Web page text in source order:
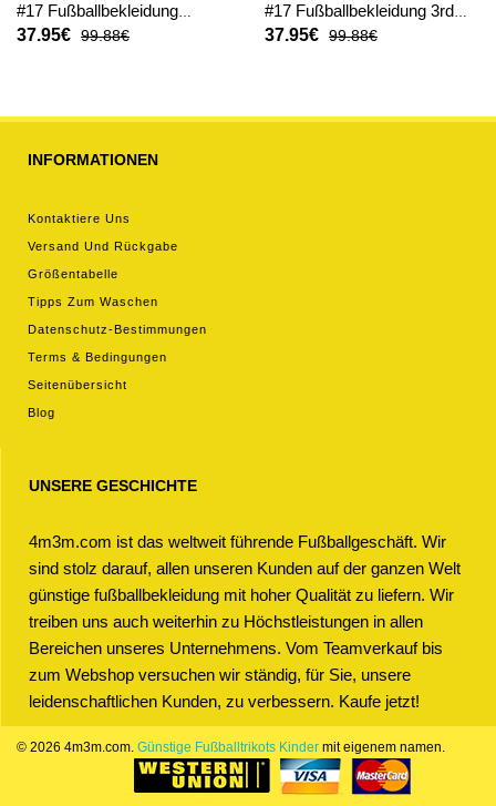
#17 Fußballbekleidung
Auswärtstrikot 2025-26
37.95€ 99.88€
#17 Fußballbekleidung 3rd
trikot 2025-26 Kurzarm
37.95€ 99.88€
INFORMATIONEN
Kontaktiere Uns
Versand Und Rückgabe
Größentabelle
Tipps Zum Waschen
Datenschutz-Bestimmungen
Terms & Bedingungen
Seitenübersicht
Blog
UNSERE GESCHICHTE
4m3m.com ist das weltweit führende Fußballgeschäft. Wir
sind stolz darauf, allen unseren Kunden auf der ganzen Welt
günstige fußballbekleidung mit hoher Qualität zu liefern. Wir
treiben uns auch weiterhin zu Höchstleistungen in allen
Bereichen unseres Unternehmens. Vom Teamverkauf bis
zum Webshop versuchen wir ständig, für Sie, unsere
leidenschaftlichen Kunden, zu verbessern. Kaufe jetzt!
© 2026 4m3m.com. Günstige Fußballtrikots Kinder mit eigenem namen.